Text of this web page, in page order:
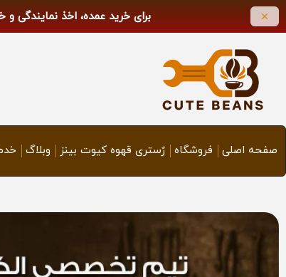
برای خرید عمده، اخذ نمایندگی
صفحه اصلی فروشگاه رٌستری قهوه کیوت بینز وبلاگ